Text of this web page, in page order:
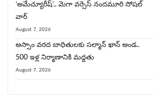
‘అమేచ్యూరీష్’.. మెగా వర్సెస్ నందమూరి సోషల్
వార్
August 7, 2026
అస్సాం వరద బాధితులకు సల్మాన్ ఖాన్ అండ..
500 ఇళ్ల నిర్మాణానికి మద్దతు
August 7, 2026